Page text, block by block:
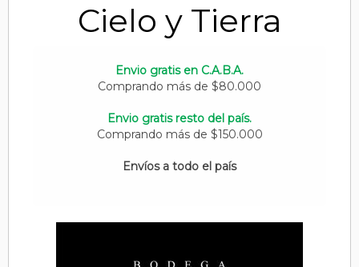
Cielo y Tierra
Envio gratis en C.A.B.A.
Comprando más de $80.000
Envio gratis resto del país.
Comprando más de $150.000
Envíos a todo el país